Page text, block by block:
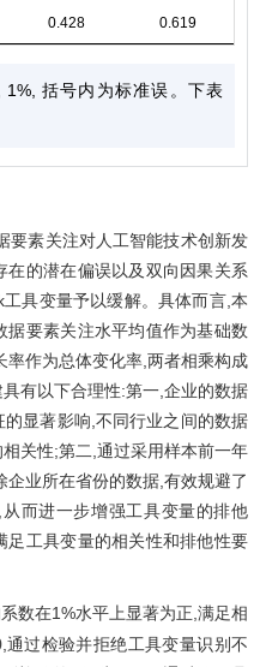
0.428 0.619
1%, 括号内为标准误。下表
要素关注对人工智能技术创新发
的潜在偏误以及双向因果关系
具变量予以缓解。具体而言,本
要素关注水平均值作为基础数
作为总体变化率,两者相乘构成
有以下合理性:第一,企业的数据
显著影响,不同行业之间的数据
关性;第二,通过采用样本前一年
业所在省份的数据,有效规避了
而进一步增强工具变量的排他
足工具变量的相关性和排他性要
数在1%水平上显著为正,满足相
通过检验并拒绝工具变量识别不